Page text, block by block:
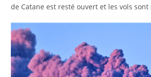
de Catane est resté ouvert et les vols